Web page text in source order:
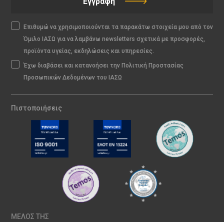
Επιθυμώ να χρησιμοποιούνται τα παρακάτω στοιχεία μου από τον
Όμιλο ΙΑΣΩ για να λαμβάνω newsletters σχετικά με προσφορές,
προϊόντα υγείας, εκδηλώσεις και υπηρεσίες.
Έχω διαβάσει και κατανοήσει την Πολιτική Προστασίας
Προσωπικών Δεδομένων του ΙΑΣΩ
Πιστοποιήσεις
ΜΕΛΟΣ ΤΗΣ